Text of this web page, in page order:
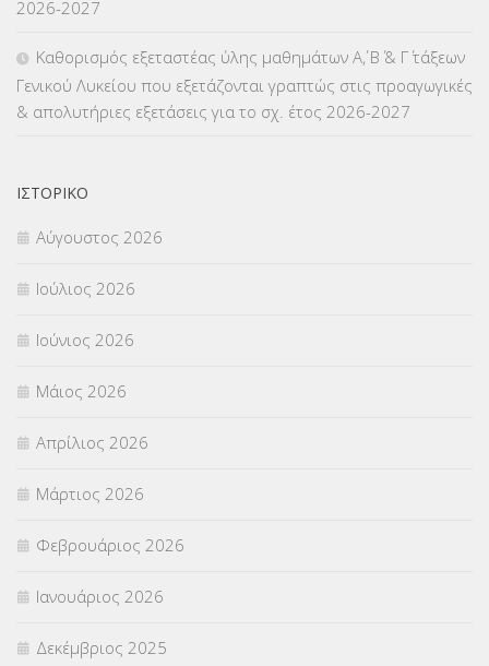
ΜΕΤΑΦΟΡΑ ΜΑΘΗΤΩΝ(3)
ΟΙΚΟΝΟΜΙΚΑ ΘΕΜΑΤΑ
Π.Ε.Κ. ΗΡΑΚΛΕΙΟΥ
ΠΑΝΕΛΛΑΔΙΚΕΣ ΕΞΕΤΑΣΕΙΣ
ΠΡΟΚΗΡΥΞΕΙΣ
ΣΕΜΙΝΑΡΙΑ – ΗΜΕΡΙΔΕΣ
ΣΕΠ(50)
ΣΤΕΛΕΧΗ (360)
ΣΥΜΒΟΥΛΕΥΤΙΚΟΣ ΣΤΑΘΜΟΣ ΝΕΩΝ
ΣΥΝΤΑΞΕΙΣ(12)
ΣΧΟΛΙΚΟΙ ΣΥΜΒΟΥΛΟΙ
2026-2027
Καθορισμός εξεταστέας ύλης μαθημάτων Α΄, Β΄ & Γ΄ τάξεων
Γενικού Λυκείου που εξετάζονται γραπτώς στις προαγωγικές
& απολυτήριες εξετάσεις για το σχ. έτος 2026-2027
ΙΣΤΟΡΙΚΌ
Αύγουστος 2026
Ιούλιος 2026
Ιούνιος 2026
Μάιος 2026
Απρίλιος 2026
Μάρτιος 2026
Φεβρουάριος 2026
Ιανουάριος 2026
Δεκέμβριος 2025